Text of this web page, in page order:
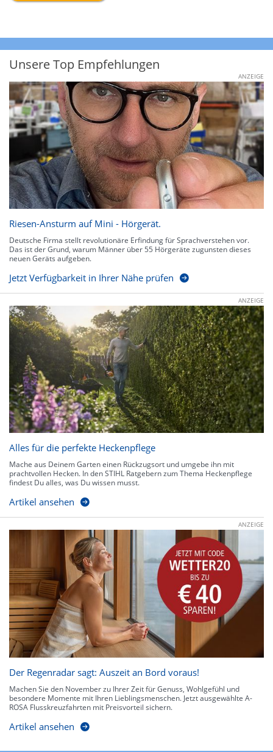
Unsere Top Empfehlungen
ANZEIGE
Riesen-Ansturm auf Mini - Hörgerät.
Deutsche Firma stellt revolutionäre Erfindung für Sprachverstehen vor.
Das ist der Grund, warum Männer über 55 Hörgeräte zugunsten dieses
neuen Geräts aufgeben.
Jetzt Verfügbarkeit in Ihrer Nähe prüfen
ANZEIGE
Alles für die perfekte Heckenpflege
Mache aus Deinem Garten einen Rückzugsort und umgebe ihn mit
prachtvollen Hecken. In den STIHL Ratgebern zum Thema Heckenpflege
findest Du alles, was Du wissen musst.
Artikel ansehen
ANZEIGE
Der Regenradar sagt: Auszeit an Bord voraus!
Machen Sie den November zu Ihrer Zeit für Genuss, Wohlgefühl und
besondere Momente mit Ihren Lieblingsmenschen. Jetzt ausgewählte A-
ROSA Flusskreuzfahrten mit Preisvorteil sichern.
Artikel ansehen